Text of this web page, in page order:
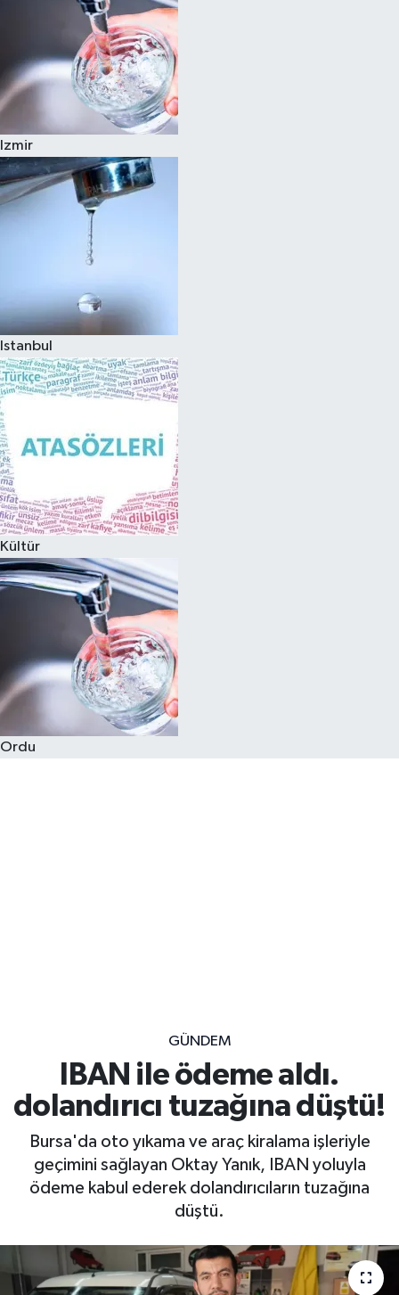
Izmir
Istanbul
Kültür
Ordu
GÜNDEM
IBAN ile ödeme aldı.
dolandırıcı tuzağına düştü!
Bursa'da oto yıkama ve araç kiralama işleriyle
geçimini sağlayan Oktay Yanık, IBAN yoluyla
ödeme kabul ederek dolandırıcıların tuzağına
düştü.